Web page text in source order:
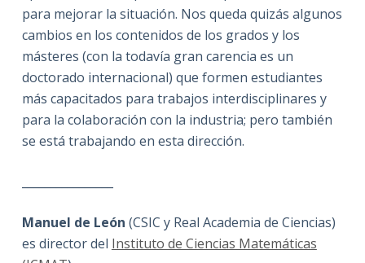
para mejorar la situación. Nos queda quizás algunos
cambios en los contenidos de los grados y los
másteres (con la todavía gran carencia es un
doctorado internacional) que formen estudiantes
más capacitados para trabajos interdisciplinares y
para la colaboración con la industria; pero también
se está trabajando en esta dirección.
Manuel de León (CSIC y Real Academia de Ciencias)
es director del Instituto de Ciencias Matemáticas